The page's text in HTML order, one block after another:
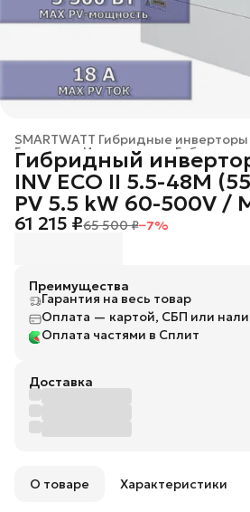
SMARTWATT Гибридные инверторы
Инверторы
Главная
Гибридный
INV ECO II 5.5-48M
PV 5.5 kW 60-500V /
61 215 ₽65 500 ₽−7%
Преимущества
Гарантия на весь товар
Оплата — картой, СБП или
Оплата частями в Сплит
Доставка
О товаре Характеристики